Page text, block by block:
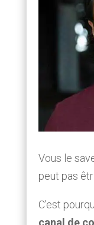
Vous le
peut pas
C’est